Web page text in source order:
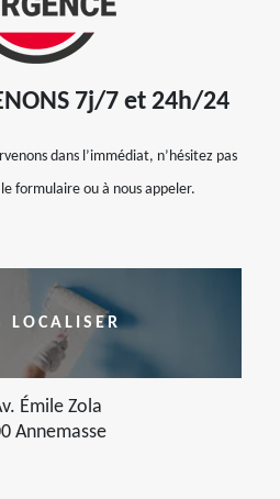
7j/7 et 24h/24
dans l’immédiat, n’hésitez pas
formulaire ou à nous appeler.
LOCALISER
Émile Zola
Annemasse